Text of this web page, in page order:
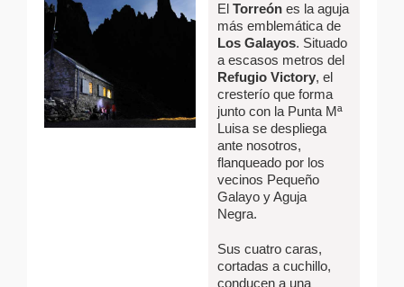
ElTorreón es la aguja
más emblemática de
Los Galayos. Situado
a escasos metros del
Refugio Victory, el
cresterío que forma
junto con la Punta Mª
Luisa se despliega
ante nosotros,
flanqueado por los
vecinos Pequeño
Galayo y Aguja
Negra.
Sus cuatro caras,
cortadas a cuchillo,
conducen a una